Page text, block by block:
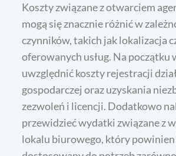
Koszty związane z otwarciem
mogą się znacznie różnić w
czynników, takich jak lokalizacja
oferowanych usług. Na początku
uwzględnić koszty rejestracji
gospodarczej oraz uzyskania
zezwoleń i licencji. Dodatkowo
przewidzieć wydatki związane z
lokalu biurowego, który powinien